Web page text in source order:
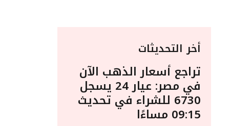
أخر التحديثات
تراجع أسعار الذهب الآن
في مصر: عيار 24 يسجل
6730 للشراء في تحديث
09:15 مساءًا